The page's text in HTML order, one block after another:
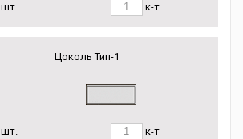
шт. к-т
Цоколь Тип-1
шт. к-т